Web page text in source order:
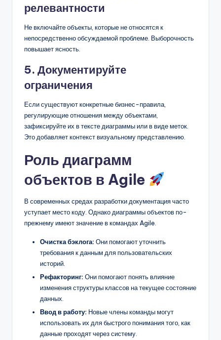
релевантности
Не включайте объекты, которые не относятся к
непосредственно обсуждаемой проблеме. Выборочность
повышает ясность.
5. Документируйте
ограничения
Если существуют конкретные бизнес-правила,
регулирующие отношения между объектами,
зафиксируйте их в тексте диаграммы или в виде меток.
Это добавляет контекст визуальному представлению.
Роль диаграмм
объектов в Agile
В современных средах разработки документация часто
уступает место коду. Однако диаграммы объектов по-
прежнему имеют значение в командах Agile.
Очистка бэклога: Они помогают уточнить
требования к данным для пользовательских
историй.
Рефакторинг: Они помогают понять влияние
изменения структуры классов на текущее состояние
данных.
Ввод в работу: Новые члены команды могут
использовать их для быстрого понимания того, как
данные проходят через систему.